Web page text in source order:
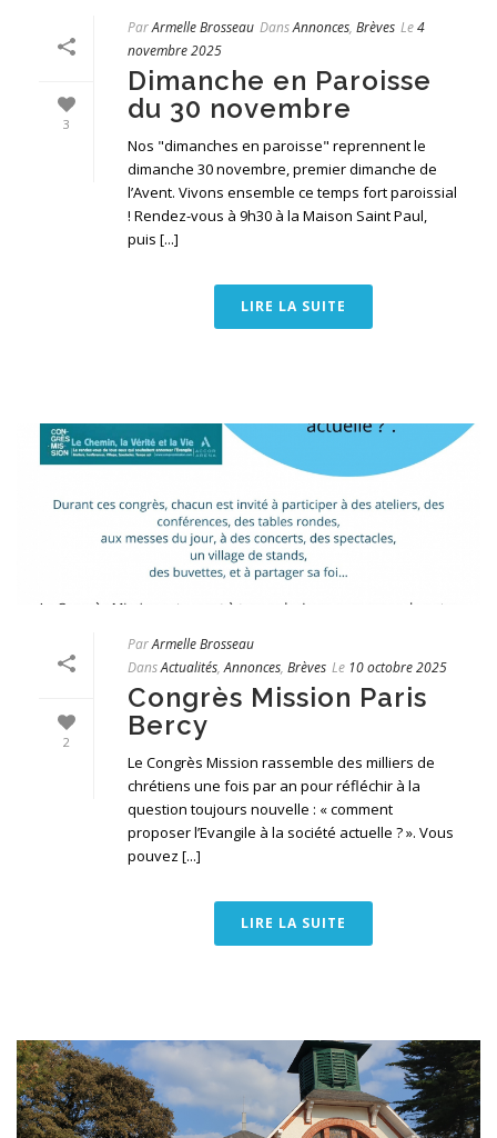
3
ParArmelle Brosseau DansAnnonces, Brèves Le4
novembre 2025
Dimanche en Paroisse
du 30 novembre
Nos "dimanches en paroisse" reprennent le
dimanche 30 novembre, premier dimanche de
l’Avent. Vivons ensemble ce temps fort paroissial
! Rendez-vous à 9h30 à la Maison Saint Paul,
puis [...]
LIRE LA SUITE
2
ParArmelle Brosseau
DansActualités,Annonces, Brèves Le 10 octobre 2025
Congrès Mission Paris
Bercy
Le Congrès Mission rassemble des milliers de
chrétiens une fois par an pour réfléchir à la
question toujours nouvelle : « comment
proposer l’Evangile à la société actuelle ? ». Vous
pouvez [...]
LIRE LA SUITE